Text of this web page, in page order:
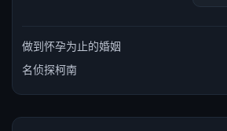
做到怀孕为止的婚姻
名侦探柯南